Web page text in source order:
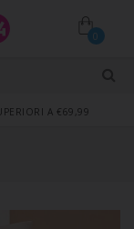
0
A €69,99